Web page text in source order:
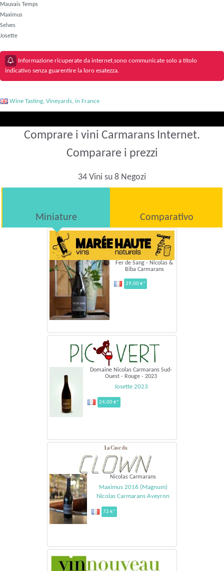
Mauvais Temps
Maximus
Selves
Josette
Informazione ricuperate da internet,sono communicate solo a titolo
indicativo senza guarentire la loro esatezza.
Wine Tasting, Vineyards, in France
Comprare i vini Carmarans Internet.
Comparare i prezzi
34 Vini su 8 Negozi
Miniature Comparativo
Fer de Sang - Nicolas &
Biba Carmarans
29,00 €*
Domaine Nicolas Carmarans Sud-
Ouest - Rouge - 2023
Josette 2023
24,00 €*
Nicolas Carmarans
Maximus 2016 (Magnum)
Nicolas Carmarans Aveyron
72 €*